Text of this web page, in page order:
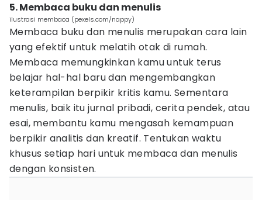
5. Membaca buku dan menulis
ilustrasi membaca (pexels.com/nappy)
Membaca buku dan menulis merupakan cara lain
yang efektif untuk melatih otak di rumah.
Membaca memungkinkan kamu untuk terus
belajar hal-hal baru dan mengembangkan
keterampilan berpikir kritis kamu. Sementara
menulis, baik itu jurnal pribadi, cerita pendek, atau
esai, membantu kamu mengasah kemampuan
berpikir analitis dan kreatif. Tentukan waktu
khusus setiap hari untuk membaca dan menulis
dengan konsisten.